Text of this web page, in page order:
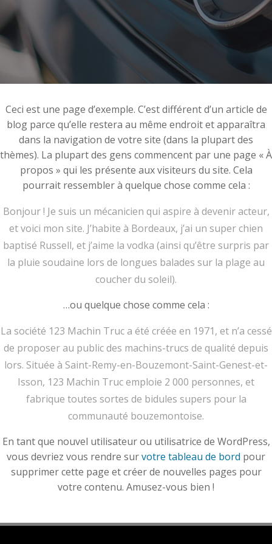
Ceci est une page d’exemple. C’est différent d’un article de
blog parce qu’elle restera au même endroit et apparaîtra
dans la navigation de votre site (dans la plupart des
thèmes). La plupart des gens commencent par une page « À
propos » qui les présente aux visiteurs du site. Cela
pourrait ressembler à quelque chose comme cela :
Bonjour ! Je suis un mécanicien qui aspire à devenir acteur,
et voici mon site. J’habite à Bordeaux, j’ai un super chien
baptisé Russell, et j’aime la vodka (ainsi qu’être surpris par
la pluie soudaine lors de longues balades sur la plage au
coucher du soleil).
…ou quelque chose comme cela :
La société 123 Machin Truc a été créée en 1971, et n’a cessé
de proposer au public des machins-trucs de qualité depuis
lors. Située à Saint-Remy-en-Bouzemont-Saint-Genest-et-
Isson, 123 Machin Truc emploie 2 000 personnes, et
fabrique toutes sortes de bidules supers pour la
communauté bouzemontoise.
En tant que nouvel utilisateur ou utilisatrice de WordPress,
vous devriez vous rendre survotre tableau de bord pour
supprimer cette page et créer de nouvelles pages pour
votre contenu. Amusez-vous bien !